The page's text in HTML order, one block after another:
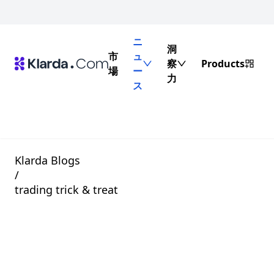
市
場
ニ
ュ
ー
ス
洞
察
力
Products
Klarda Blogs
/
trading trick & treat